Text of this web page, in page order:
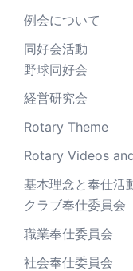
例会について
同好会活動
野球同好会
経営研究会
Rotary Theme
Rotary Videos
基本理念と奉仕活
クラブ奉仕委員会
職業奉仕委員会
社会奉仕委員会